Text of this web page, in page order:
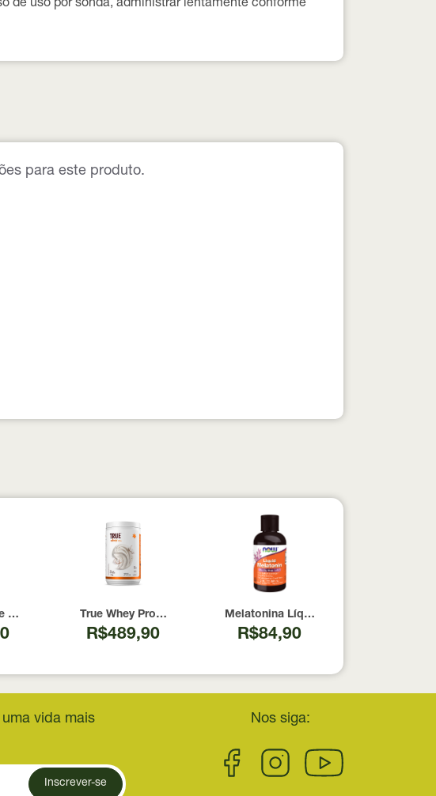
de uso por sonda, administrar lentamente conforme
para este produto.
de metais pesados 100% pura com Laudo 300g Neobody Nutrition
True Whey Protein Coconut Icecream True Source 837g
R$489,90
Melatonina Líquida Now Foods 59ml
R$84,90
vida mais
Inscrever-se
Nos siga: